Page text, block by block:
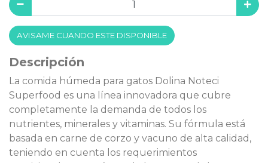
AVISAME CUANDO ESTE DISPONIBLE
Descripción
La comida húmeda para gatos Dolina Noteci
Superfood es una línea innovadora que cubre
completamente la demanda de todos los
nutrientes, minerales y vitaminas. Su fórmula está
basada en carne de corzo y vacuno de alta calidad,
teniendo en cuenta los requerimientos